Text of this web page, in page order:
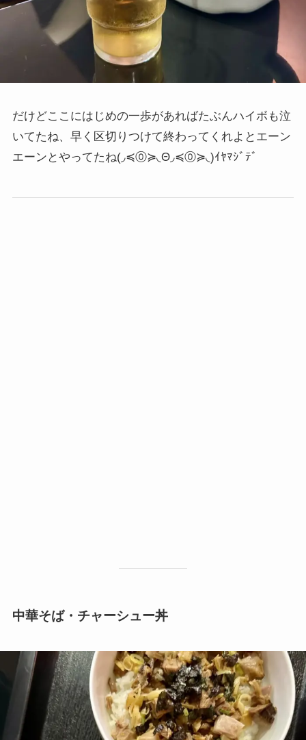
だけどここにはじめの一歩があればたぶんハイボも泣
いてたね、早く区切りつけて終わってくれよとエーン
エーンとやってたね(◞≼⓪≽◟Θ◞≼⓪≽◟)ｲﾔﾏｼﾞﾃﾞ
中華そば・チャーシュー丼